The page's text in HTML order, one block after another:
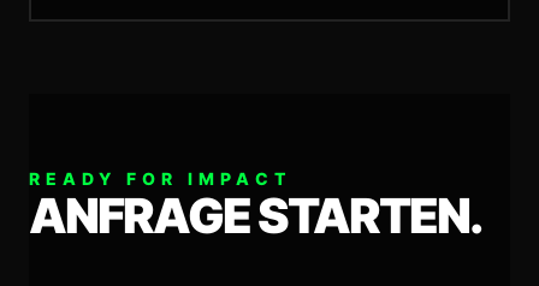
READY FOR IMPACT
ANFRAGE STARTEN.